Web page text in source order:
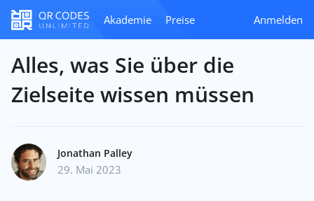
Akademie Preise Anmelden
Alles, was Sie über die
Zielseite wissen müssen
Jonathan Palley
29. Mai 2023